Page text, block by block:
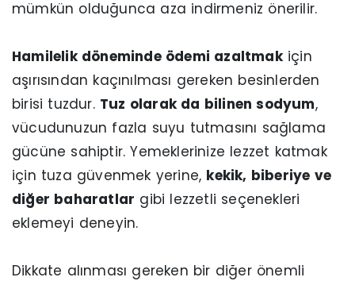
mümkün olduğunca aza indirmeniz önerilir.
Hamilelik döneminde ödemi azaltmakiçin
aşırısından kaçınılması gereken besinlerden
birisi tuzdur. Tuz olarak da bilinen sodyum,
vücudunuzun fazla suyu tutmasını sağlama
gücüne sahiptir. Yemeklerinize lezzet katmak
için tuza güvenmek yerine, kekik, biberiye ve
diğer baharatlar gibi lezzetli seçenekleri
eklemeyi deneyin.
Dikkate alınması gereken bir diğer önemli